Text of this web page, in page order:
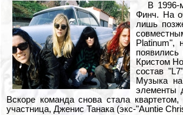
В 1996-
Финч. На
лишь
Platinum",
Кристом
состав
Музыка
элементы
Вскоре команда снова стала
участница, Дженис Танака (экс-"Auntie